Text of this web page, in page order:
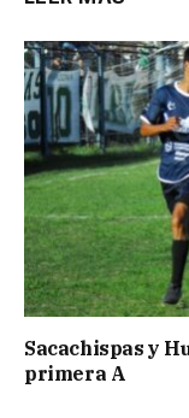
Sacachispas y
primera A